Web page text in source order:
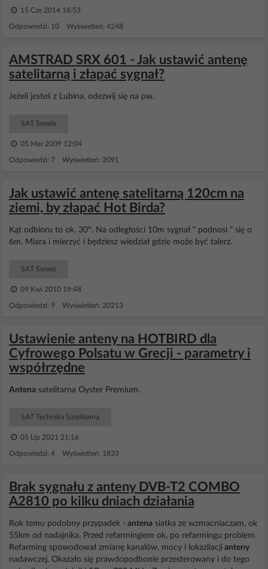
15 Cze 2014 18:53
Odpowiedzi: 10 Wyświetleń: 4248
AMSTRAD SRX 601 - Jak ustawić antenę
satelitarną i złapać sygnał?
Jeżeli jesteś z Lubina, odezwij się na pw.
SAT Serwis
05 Mar 2009 12:04
Odpowiedzi: 7 Wyświetleń: 2091
Jak ustawić antenę satelitarną 120cm na
ziemi, by złapać Hot Birda?
Kąt odbioru to ok. 30°. Na odległości 10m sygnał " podnosi " się o
6m. Miara i mierzyć i będziesz wiedział gdzie może być talerz.
SAT Serwis
09 Kwi 2010 19:48
Odpowiedzi: 9 Wyświetleń: 20213
Ustawienie anteny na HOTBIRD dla
Cyfrowego Polsatu w Grecji - parametry i
współrzędne
Antena satelitarna Oyster Premium.
SAT Technika Satelitarna
05 Lip 2021 21:16
Odpowiedzi: 4 Wyświetleń: 1833
Brak sygnału z anteny DVB-T2 COMBO
A2810 po kilku dniach działania
Rok temu podobny przypadek - antena siatka ze wzmacniaczam, ok
55km od nadajnika. Przed refarmingiem ok, po refarmingu problem.
Refarming spowodował zmianę kanalów, mocy i lokazliacji anteny
nadawczej. Okazało się prawdopodbonie przesterowany i do tego